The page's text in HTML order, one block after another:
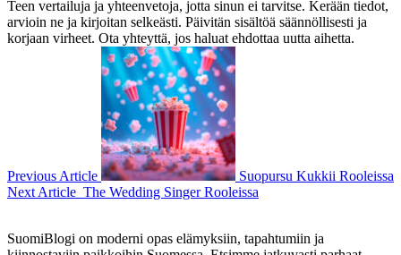
Teen vertailuja ja yhteenvetoja, jotta sinun ei tarvitse. Kerään tiedot,
arvioin ne ja kirjoitan selkeästi. Päivitän sisältöä säännöllisesti ja
korjaan virheet. Ota yhteyttä, jos haluat ehdottaa uutta aihetta.
Previous Article
Suopursu Kukkii Rooleissa
Next Article The Wedding Singer Rooleissa
SuomiBlogi on moderni opas elämyksiin, tapahtumiin ja